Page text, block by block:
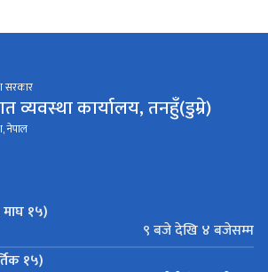
सरकार
व्यवस्था कार्यालय, तनहुँ(डुम्रे)
नेपाल
माघ १५)
९ बजे देखि ४ बजेसम्म
१५)